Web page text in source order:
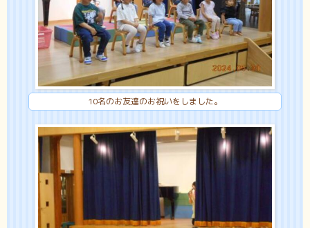
10名のお友達のお祝いをしました。